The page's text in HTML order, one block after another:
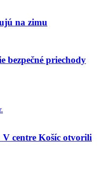
na zimu
bezpečné priechody
centre Košíc otvorili